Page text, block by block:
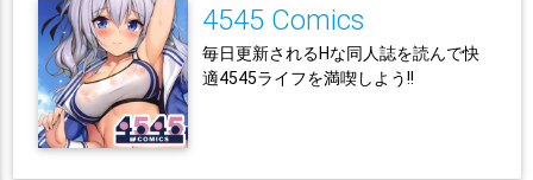
4545 Comics
毎日更新されるHな同人誌を読んで快
適4545ライフを満喫しよう!!